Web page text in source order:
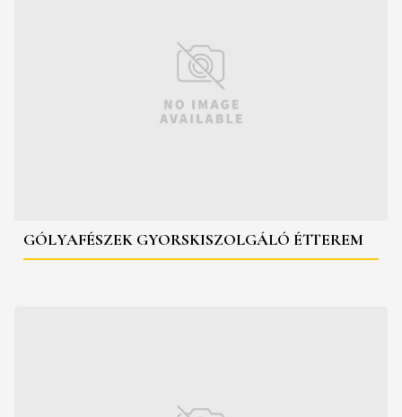
GÓLYAFÉSZEK GYORSKISZOLGÁLÓ ÉTTEREM